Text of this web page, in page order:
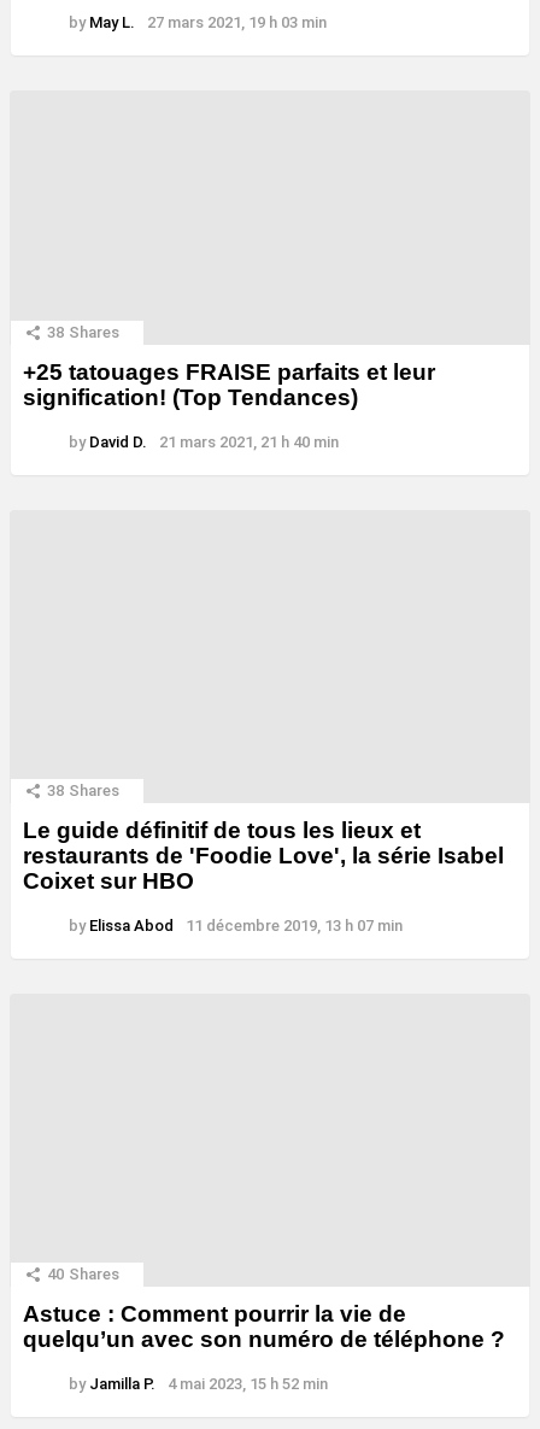
by May L. 27 mars 2021, 19 h 03 min
38 Shares
+25 tatouages ​​FRAISE parfaits et leur
signification! (Top Tendances)
by David D. 21 mars 2021, 21 h 40 min
38 Shares
Le guide définitif de tous les lieux et
restaurants de 'Foodie Love', la série Isabel
Coixet sur HBO
by Elissa Abod 11 décembre 2019, 13 h 07 min
40 Shares
Astuce : Comment pourrir la vie de
quelqu’un avec son numéro de téléphone ?
by Jamilla P. 4 mai 2023, 15 h 52 min